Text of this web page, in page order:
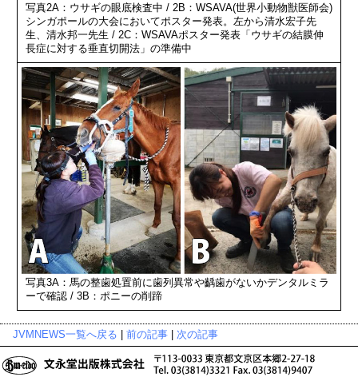
写真2A：ウサギの眼底検査中 / 2B：WSAVA(世界小動物獣医師会)
シンガポールの大会においてポスター発表。左から清水宏子先
生、清水邦一先生 / 2C：WSAVAポスター発表「ウサギの結膜伸
長症に対する垂直切開法」の準備中
写真3A：馬の整歯処置前に歯列異常や齲歯がないかデンタルミラ
ーで確認 / 3B：ポニーの削蹄
JVMNEWS一覧へ戻る 前の記事 次の記事